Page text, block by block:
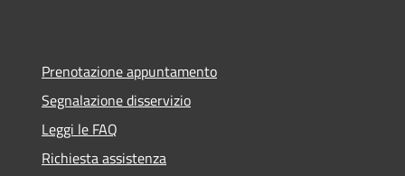
Prenotazione appuntamento
Segnalazione disservizio
Leggi le FAQ
Richiesta assistenza